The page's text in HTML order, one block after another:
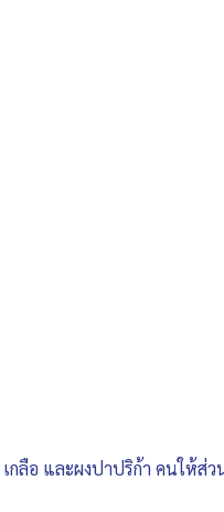
กลือ และผงปาปริก้า คนให้